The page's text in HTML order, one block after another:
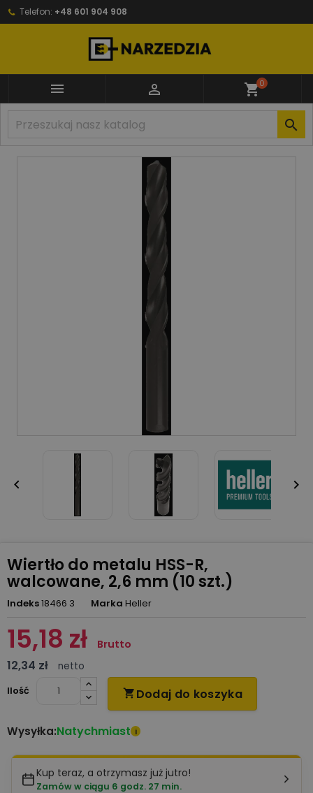
Telefon: +48 601 904 908
  shopping_cart0

 
Wiertło do metalu HSS-R,
walcowane, 2,6 mm (10 szt.)
Indeks18466 3 Marka Heller
15,18 zł Brutto
12,34 zł
netto
Ilość
 Dodaj do koszyka
Wysyłka:Natychmiast i
Kup teraz, a otrzymasz już jutro!
Zamów w ciągu 6 godz. 27 min.